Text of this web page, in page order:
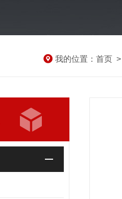
我的位置： 首页